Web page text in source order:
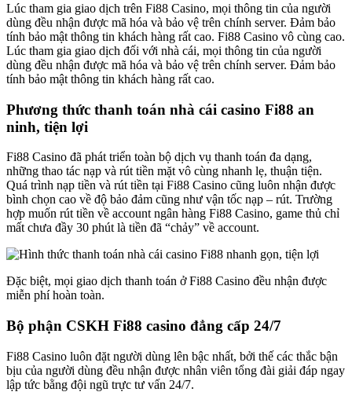
Lúc tham gia giao dịch trên Fi88 Casino, mọi thông tin của người
dùng đều nhận được mã hóa và bảo vệ trên chính server. Đảm bảo
tính bảo mật thông tin khách hàng rất cao. Fi88 Casino vô cùng cao.
Lúc tham gia giao dịch đối với nhà cái, mọi thông tin của người
dùng đều nhận được mã hóa và bảo vệ trên chính server. Đảm bảo
tính bảo mật thông tin khách hàng rất cao.
Phương thức thanh toán nhà cái casino Fi88 an
ninh, tiện lợi
Fi88 Casino đã phát triển toàn bộ dịch vụ thanh toán đa dạng,
những thao tác nạp và rút tiền mặt vô cùng nhanh lẹ, thuận tiện.
Quá trình nạp tiền và rút tiền tại Fi88 Casino cũng luôn nhận được
bình chọn cao về độ bảo đảm cũng như vận tốc nạp – rút. Trường
hợp muốn rút tiền về account ngân hàng Fi88 Casino, game thủ chỉ
mất chưa đầy 30 phút là tiền đã “chảy” về account.
Đặc biệt, mọi giao dịch thanh toán ở Fi88 Casino đều nhận được
miễn phí hoàn toàn.
Bộ phận CSKH Fi88 casino đẳng cấp 24/7
Fi88 Casino luôn đặt người dùng lên bậc nhất, bởi thế các thắc bận
bịu của người dùng đều nhận được nhân viên tổng đài giải đáp ngay
lập tức bằng đội ngũ trực tư vấn 24/7.